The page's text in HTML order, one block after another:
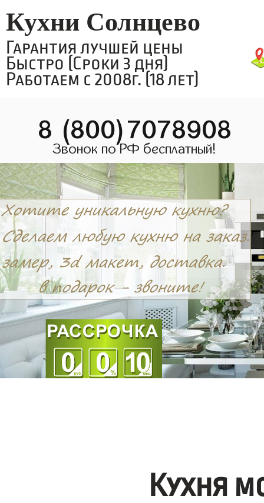
Кухни Солнцево
Гарантия лучшей цены
Быстро (Сроки 3 дня)
Работаем с 2008г. (18 лет)
8 (800)7078908
Звонок по РФ бесплатный!
Кухня